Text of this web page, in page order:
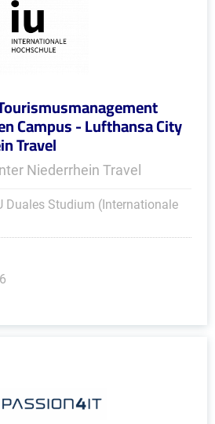
Campus - Lufthansa City
Travel
Niederrhein Travel
Duales Studium (Internationale